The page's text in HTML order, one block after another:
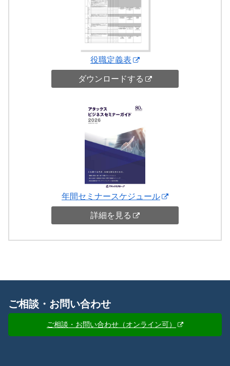
役職定義表
ダウンロードする
年間セミナースケジュール
詳細を見る
ご相談・お問い合わせ
ご相談・お問い合わせ（オンライン可）